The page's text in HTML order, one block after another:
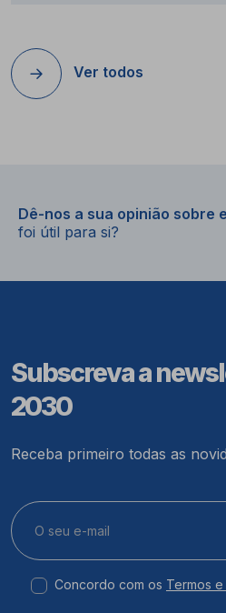
Ver todos
Dê-nos a sua opinião sobre
foi útil para si?
Subscreva a
2030
Receba primeiro todas as
Concordo com os Termos